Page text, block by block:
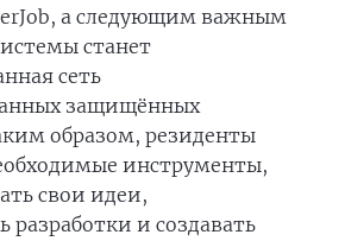
а следующим важным
станет
сеть
защищённых
образом, резиденты
инструменты,
свои идеи,
разработки и создавать